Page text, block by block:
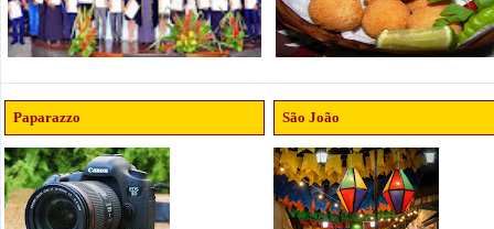
Paparazzo São João